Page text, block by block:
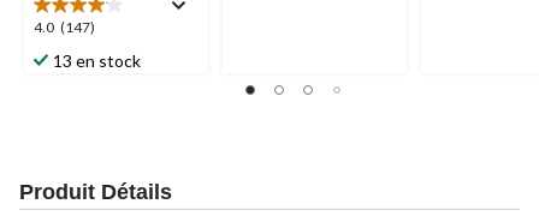
4.0 (147)
4.0
étoile(s)
sur
13 en stock
Produit Détails